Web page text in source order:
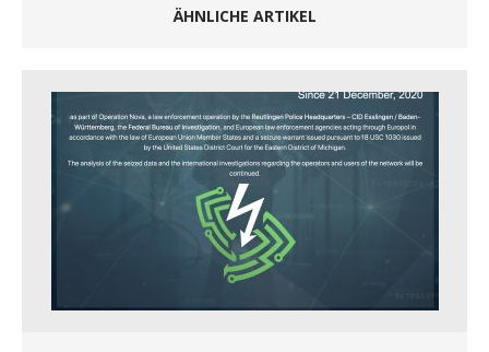
ÄHNLICHE ARTIKEL